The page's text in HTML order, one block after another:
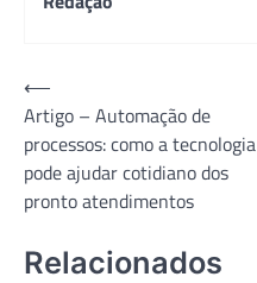
Navegação
de
Post
⟵
Artigo – Automação de
processos: como a tecnologia
pode ajudar cotidiano dos
pronto atendimentos
Relacionados